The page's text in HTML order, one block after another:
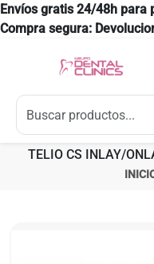
Envíos gratis 24/48h
Compra segura:
TELIO CS INLAY/